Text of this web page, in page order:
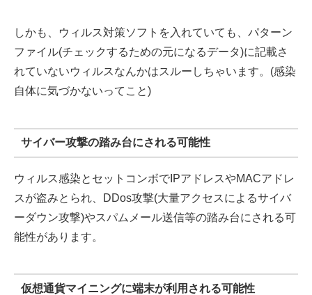
しかも、ウィルス対策ソフトを入れていても、パターン
ファイル(チェックするための元になるデータ)に記載さ
れていないウィルスなんかはスルーしちゃいます。(感染
自体に気づかないってこと)
サイバー攻撃の踏み台にされる可能性
ウィルス感染とセットコンボでIPアドレスやMACアドレ
スが盗みとられ、DDos攻撃(大量アクセスによるサイバ
ーダウン攻撃)やスパムメール送信等の踏み台にされる可
能性があります。
仮想通貨マイニングに端末が利用される可能性